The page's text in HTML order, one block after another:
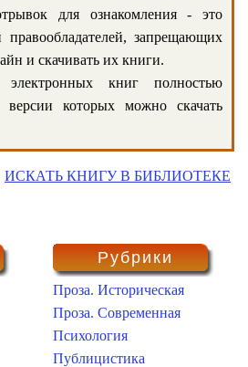
для ознакомления - это
правообладателей, запрещающих
и скачивать их книги.
книг полностью
версии которых можно скачать
ИСКАТЬ КНИГУ В БИБЛИОТЕКЕ
Рубрики
Проза. Историческая
Проза. Современная
Психология
Публицистика